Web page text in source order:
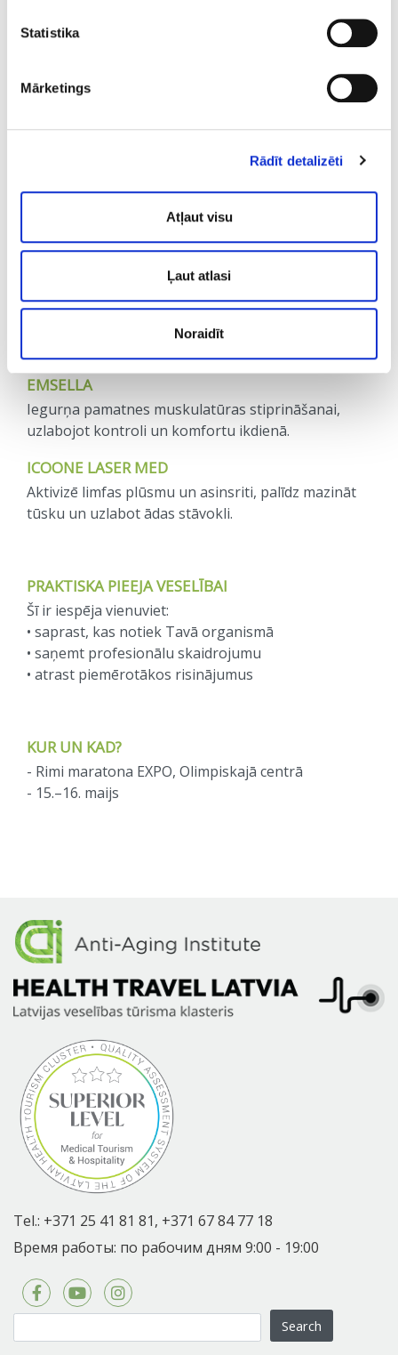
Statistika
Mārketings
Rādīt detalizēti
Atļaut visu
Ļaut atlasi
Noraidīt
Trenē organismu efektīvāk izmantot skābekli,
uzlabojot izturību un enerģijas līmeni.
un uzlabot miega kvalitāti — būtiski gan pirms, gan
pēc slodzes.
Vitamīni un aktīvās vielas tieši asinsritē, nodrošinot
ātrāku organisma atjaunošanos, enerģiju un
EMSELLA
Iegurņa pamatnes muskulatūras stiprināšanai,
uzlabojot kontroli un komfortu ikdienā.
ICOONE LASER MED
Aktivizē limfas plūsmu un asinsriti, palīdz mazināt
tūsku un uzlabot ādas stāvokli.
PRAKTISKA PIEEJA VESELĪBAI
Šī ir iespēja vienuviet:
• saprast, kas notiek Tavā organismā
• saņemt profesionālu skaidrojumu
• atrast piemērotākos risinājumus
KUR UN KAD?
- Rimi maratona EXPO, Olimpiskajā centrā
- 15.–16. maijs
Tel.: +371 25 41 81 81, +371 67 84 77 18
Время работы: по рабочим дням 9:00 - 19:00
Search